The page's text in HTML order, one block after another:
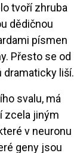
tvoří zhruba
dědičnou
písmen
Přesto se od
dramaticky liší.
svalu, má
zcela jiným
v neuronu
geny jsou